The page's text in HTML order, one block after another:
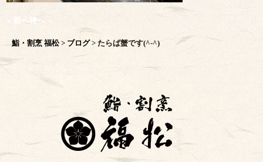
« 前へ後へ »
鮨・割烹 福松> ブログ> たらば蟹です(^-^)